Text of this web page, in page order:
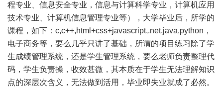
程专业、信息安全专业，信息与计算科学专业，计算机应用
技术专业、计算机信息管理专业等），大学毕业后，所学的
课程，如下：c,c++,html+css+javascript,.net,java,python，
电子商务等，要么几乎只讲了基础，所谓的项目练习除了学
生成绩管理系统，还是学生管理系统，要么老师负责整理代
码，学生负责操，收效甚微，其本质在于学生无法理解知识
点的深层次含义，无法做到活用，毕业即失业就成了必然。